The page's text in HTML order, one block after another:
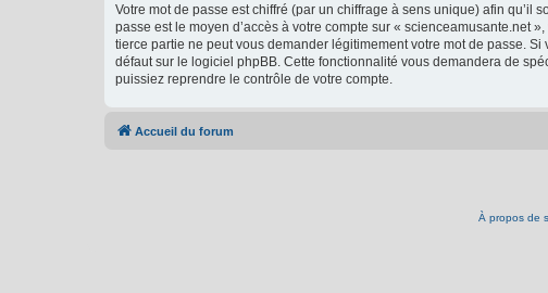
Votre mot de passe est chiffré (par un chiffrage à sens unique) afin qu’il
passe est le moyen d’accès à votre compte sur « scienceamusante.net
tierce partie ne peut vous demander légitimement votre mot de passe.
défaut sur le logiciel phpBB. Cette fonctionnalité vous demandera de
puissiez reprendre le contrôle de votre compte.
Accueil du forum
À propos de